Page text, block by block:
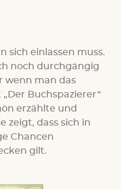
sich einlassen muss.
noch durchgängig
wenn man das
Buchspazierer“
erzählte und
zeigt, dass sich in
Chancen
gilt.